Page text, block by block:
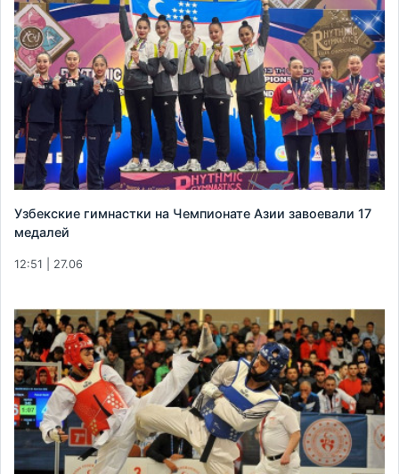
Узбекские гимнастки на Чемпионате Азии завоевали 17
медалей
12:51 | 27.06